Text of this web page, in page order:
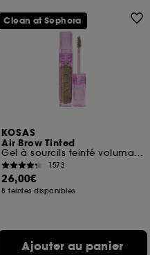
KOSAS
Air Brow Tinted
Gel à sourcils teinté volumateur
1573
26,00€
8 teintes disponibles
Ajouter au panier
Clean at Sephora